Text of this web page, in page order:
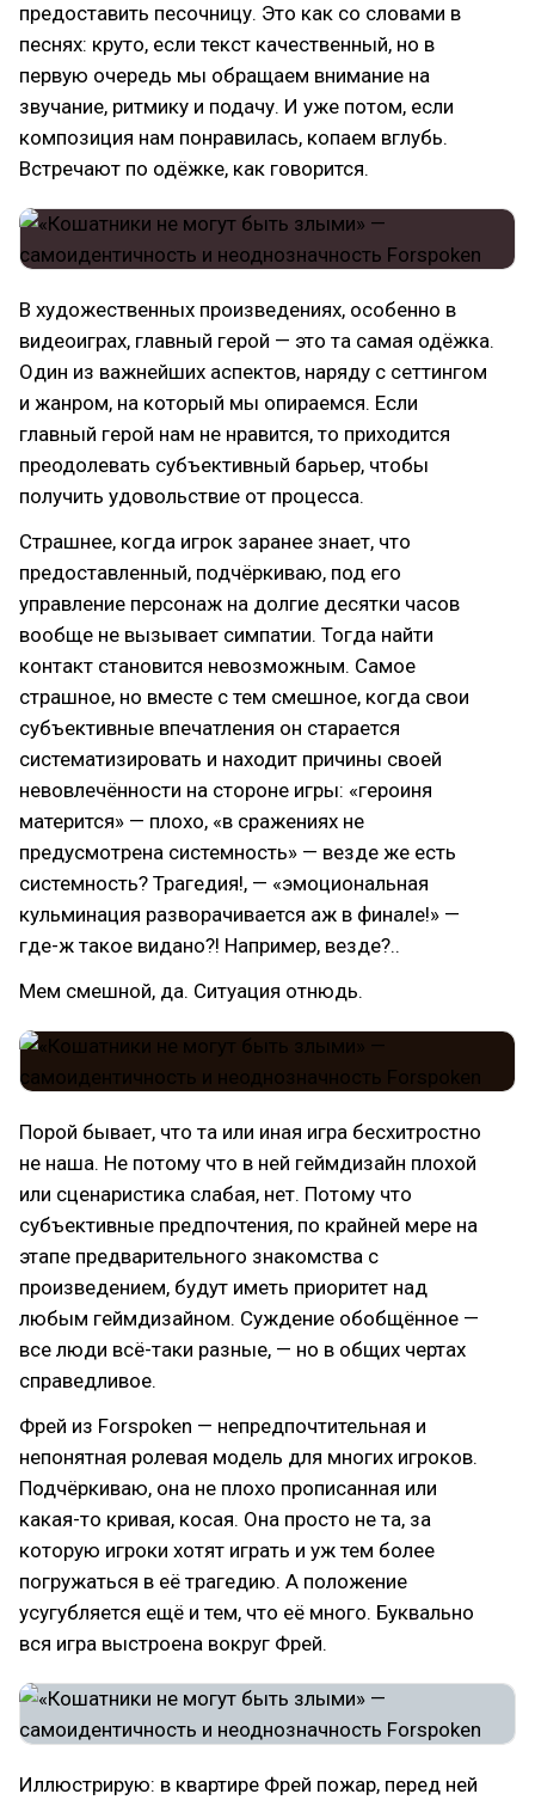
предоставить песочницу. Это как со словами в
песнях: круто, если текст качественный, но в
первую очередь мы обращаем внимание на
звучание, ритмику и подачу. И уже потом, если
композиция нам понравилась, копаем вглубь.
Встречают по одёжке, как говорится.
В художественных произведениях, особенно в
видеоиграх, главный герой — это та самая одёжка.
Один из важнейших аспектов, наряду с сеттингом
и жанром, на который мы опираемся. Если
главный герой нам не нравится, то приходится
преодолевать субъективный барьер, чтобы
получить удовольствие от процесса.
Страшнее, когда игрок заранее знает, что
предоставленный, подчёркиваю, под его
управление персонаж на долгие десятки часов
вообще не вызывает симпатии. Тогда найти
контакт становится невозможным. Самое
страшное, но вместе с тем смешное, когда свои
субъективные впечатления он старается
систематизировать и находит причины своей
невовлечённости на стороне игры: «героиня
матерится» — плохо, «в сражениях не
предусмотрена системность» — везде же есть
системность? Трагедия!, — «эмоциональная
кульминация разворачивается аж в финале!» —
где-ж такое видано?! Например, везде?..
Мем смешной, да. Ситуация отнюдь.
Порой бывает, что та или иная игра бесхитростно
не наша. Не потому что в ней геймдизайн плохой
или сценаристика слабая, нет. Потому что
субъективные предпочтения, по крайней мере на
этапе предварительного знакомства с
произведением, будут иметь приоритет над
любым геймдизайном. Суждение обобщённое —
все люди всё-таки разные, — но в общих чертах
справедливое.
Фрей из Forspoken — непредпочтительная и
непонятная ролевая модель для многих игроков.
Подчёркиваю, она не плохо прописанная или
какая-то кривая, косая. Она просто не та, за
которую игроки хотят играть и уж тем более
погружаться в её трагедию. А положение
усугубляется ещё и тем, что её много. Буквально
вся игра выстроена вокруг Фрей.
Иллюстрирую: в квартире Фрей пожар, перед ней